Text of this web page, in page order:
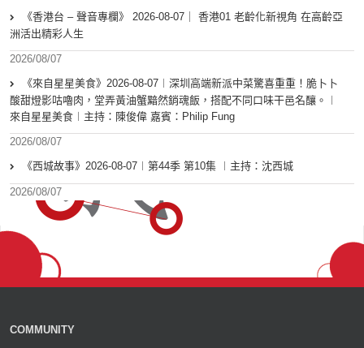
《香港台 – 聲音專欄》 2026-08-07｜ 香港01 老齡化新視角 在高齡亞
洲活出精彩人生
2026/08/07
《來自星星美食》2026-08-07︱深圳高端新派中菜驚喜重重！脆卜卜
酸甜燈影咕嚕肉，堂弄黃油蟹黯然銷魂飯，搭配不同口味干邑名釀。︱
來自星星美食︱主持：陳俊偉 嘉賓：Philip Fung
2026/08/07
《西城故事》2026-08-07︱第44季 第10集 ︱主持：沈西城
2026/08/07
COMMUNITY